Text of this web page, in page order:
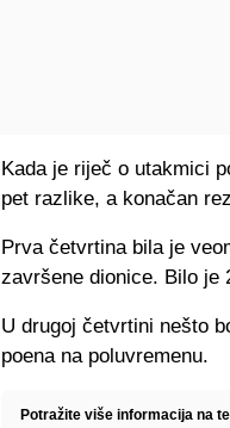
Kada je riječ o utakmici
pet razlike, a konačan
Prva četvrtina bila je
završene dionice. Bilo je
U drugoj četvrtini nešto
poena na poluvremenu.
Potražite više informacija na